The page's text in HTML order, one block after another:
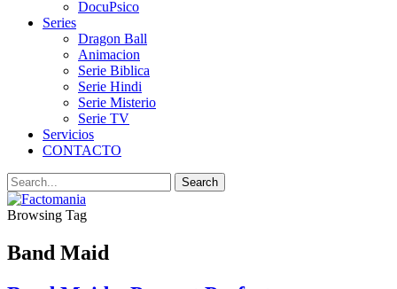
DocuPsico
Series
Dragon Ball
Animacion
Serie Biblica
Serie Hindi
Serie Misterio
Serie TV
Servicios
CONTACTO
Browsing Tag
Band Maid